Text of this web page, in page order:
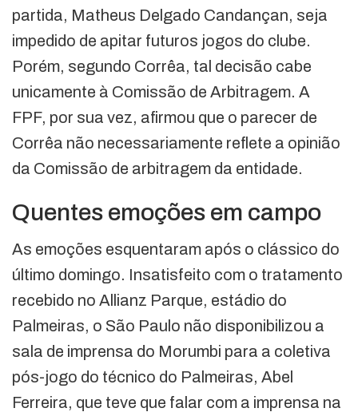
partida, Matheus Delgado Candançan, seja
impedido de apitar futuros jogos do clube.
Porém, segundo Corrêa, tal decisão cabe
unicamente à Comissão de Arbitragem. A
FPF, por sua vez, afirmou que o parecer de
Corrêa não necessariamente reflete a opinião
da Comissão de arbitragem da entidade.
Quentes emoções em campo
As emoções esquentaram após o clássico do
último domingo. Insatisfeito com o tratamento
recebido no Allianz Parque, estádio do
Palmeiras, o São Paulo não disponibilizou a
sala de imprensa do Morumbi para a coletiva
pós-jogo do técnico do Palmeiras, Abel
Ferreira, que teve que falar com a imprensa na